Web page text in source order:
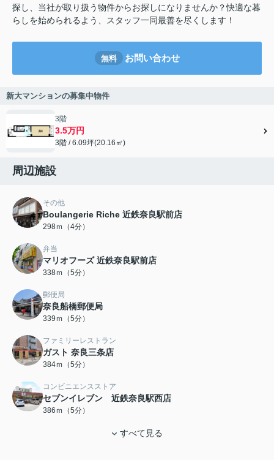
探し、当社が取り扱う物件からお探しになりませんか？快適な暮
らしを始められるよう、スタッフ一同最善を尽くします！
無料 お問い合わせ
新大マンションの募集中物件
3階
3.5万円
3階 / 6.09坪(20.16㎡)
周辺施設
その他
Boulangerie Riche 近鉄奈良駅前店
298ｍ（4分）
弁当
マリオフーズ 近鉄奈良駅前店
338ｍ（5分）
郵便局
奈良船橋郵便局
339ｍ（5分）
ファミリーレストラン
ガスト 奈良三条店
384ｍ（5分）
コンビニエンスストア
セブンイレブン 近鉄奈良駅西店
386ｍ（5分）
すべて見る